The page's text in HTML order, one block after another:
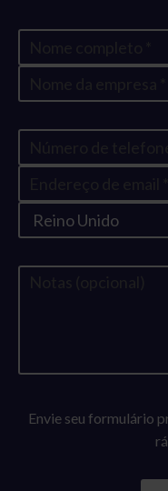
Envie seu formulário